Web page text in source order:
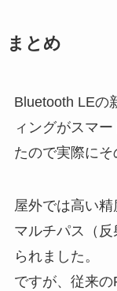
まとめ
Bluetooth LEの
ィングがスマ
たので実際にそ
屋外では高い
マルチパス（
られました。
ですが、従来